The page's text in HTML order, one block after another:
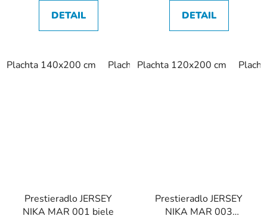
DETAIL
Plachta 140x200 cm Plachta 160x200 cm
DETAIL
Plachta 120x200 cm
Prestieradlo JERSEY
NIKA MAR 001 biele
Prestieradlo JERSEY
NIKA MAR 003